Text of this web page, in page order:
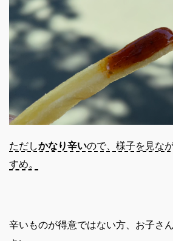
ただしかなり辛いので、様子を見な
すめ。
辛いものが得意ではない方、お子さ